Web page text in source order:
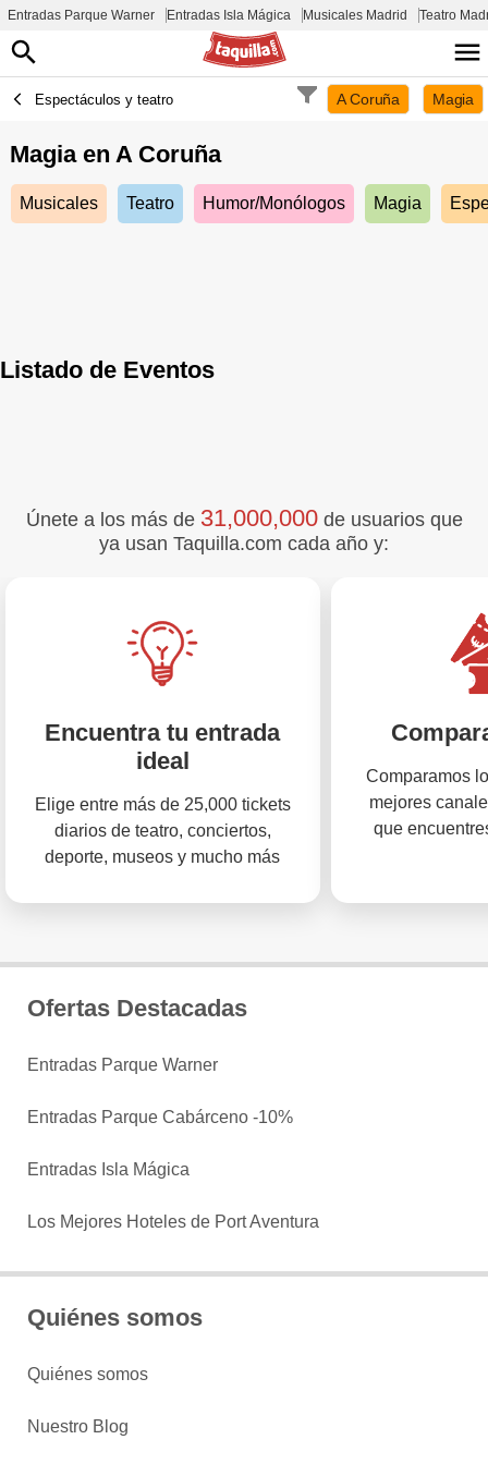
Entradas Parque Warner Entradas Isla Mágica Musicales Madrid Teatro
Espectáculos y teatro A Coruña Magia
Magia en A Coruña
Musicales Teatro Humor/Monólogos Magia
Listado de Eventos
Únete a los más de 31,000,000de usuarios que
ya usan Taquilla.com cada año y:
Encuentra tu entrada
ideal
Elige entre más de 25,000 tickets
diarios de teatro, conciertos,
deporte, museos y mucho más
Comparamos
mejores
que
Ofertas Destacadas
Entradas Parque Warner
Entradas Parque Cabárceno -10%
Entradas Isla Mágica
Los Mejores Hoteles de Port Aventura
Quiénes somos
Quiénes somos
Nuestro Blog